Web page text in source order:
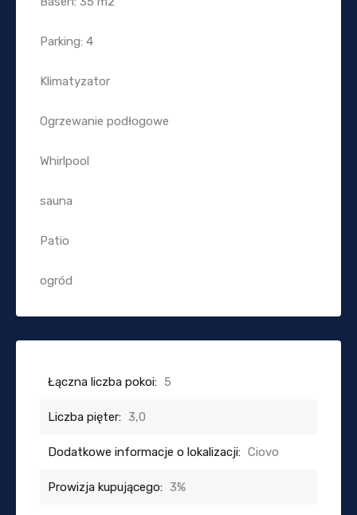
Parking: 4
Klimatyzator
Ogrzewanie podłogowe
Whirlpool
sauna
Patio
ogród
Łączna liczba pokoi: 5
Liczba pięter: 3,0
Dodatkowe informacje o lokalizacji: Ciovo
Prowizja kupującego: 3%